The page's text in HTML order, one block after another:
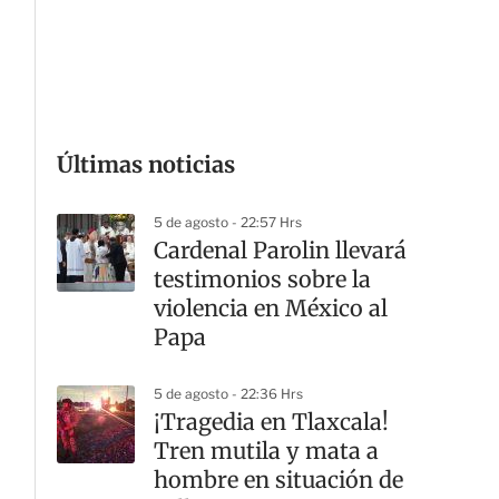
Últimas noticias
5 de agosto - 22:57 Hrs
Cardenal Parolin llevará
testimonios sobre la
violencia en México al
Papa
5 de agosto - 22:36 Hrs
¡Tragedia en Tlaxcala!
Tren mutila y mata a
hombre en situación de